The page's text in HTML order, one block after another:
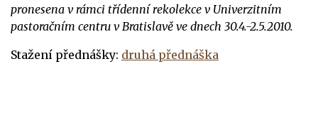
pronesena v rámci třídenní rekolekce v Univerzitním
pastoračním centru v Bratislavě ve dnech 30.4.-2.5.2010.
Stažení přednášky: druhá přednáška